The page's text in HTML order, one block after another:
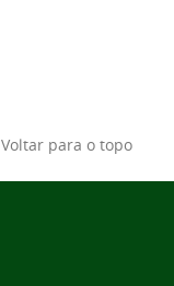
Voltar para o topo